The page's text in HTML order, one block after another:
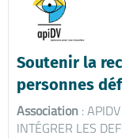
Soutenir la
personnes
Association :
INTÉGRER LES